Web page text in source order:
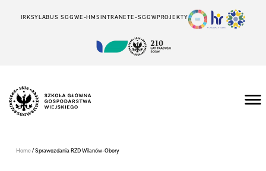
IRKSYLABUS SGGWE-HMSINTRANETE-SGGWPROJEKTY
Home/Sprawozdania RZD Wilanów-Obory